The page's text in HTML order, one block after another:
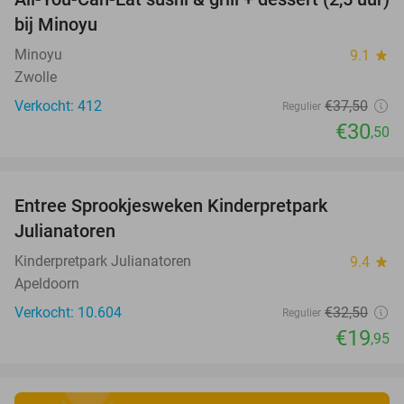
bij Minoyu
Minoyu 9.1 star
Zwolle
Verkocht: 412
Regulier €37,50
€30,50
Entree Sprookjesweken Kinderpretpark
Julianatoren
Kinderpretpark Julianatoren 9.4 star
Apeldoorn
Verkocht: 10.604
Regulier €32,50
€19,95